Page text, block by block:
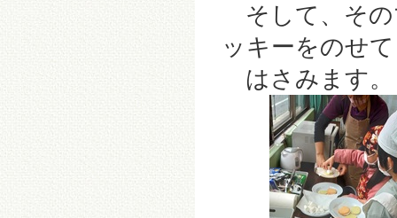
そして、その
ッキーをのせて
はさみます。